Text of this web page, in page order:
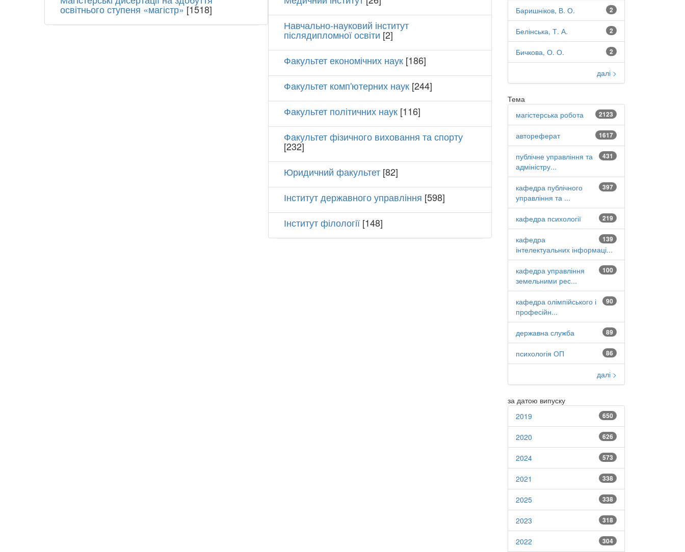
освітнього ступеня «магістр»[1518]
Навчально-науковий інститут
післядипломної освіти [2]
Факультет економічних наук[186]
Факультет комп'ютерних наук[244]
Факультет політичних наук[116]
Факультет фізичного виховання та спорту
[232]
Юридичний факультет[82]
Інститут державного управління [598]
Інститут філології[148]
2
Баришніков, В. О.
2
Белінська, Т. А.
2
Бичкова, О. О.
далі >
Тема
2123
магістерська робота
1617
автореферат
431
публічне управління та
адміністру...
397
кафедра публічного
управління та ...
219
кафедра психології
139
кафедра
інтелектуальних інформаці...
100
кафедра управління
земельними рес...
90
кафедра олімпійського і
професійн...
89
державна служба
86
психологія ОП
далі >
за датою випуску
650
2019
626
2020
573
2024
338
2021
338
2025
318
2023
304
2022